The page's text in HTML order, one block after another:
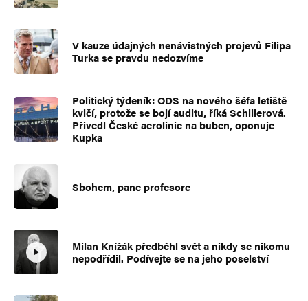
V kauze údajných nenávistných projevů Filipa
Turka se pravdu nedozvíme
Politický týdeník: ODS na nového šéfa letiště
kvičí, protože se bojí auditu, říká Schillerová.
Přivedl České aerolinie na buben, oponuje
Kupka
Sbohem, pane profesore
Milan Knížák předběhl svět a nikdy se nikomu
nepodřídil. Podívejte se na jeho poselství